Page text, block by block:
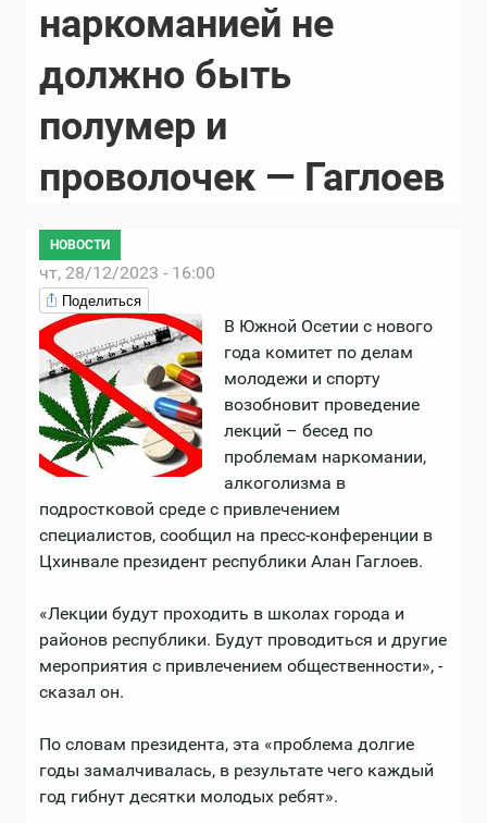
наркоманией не
должно быть
полумер и
проволочек — Гаглоев
НОВОСТИ
чт, 28/12/2023 - 16:00
Поделиться
В Южной Осетии с нового
года комитет по делам
молодежи и спорту
возобновит проведение
лекций – бесед по
проблемам наркомании,
алкоголизма в
подростковой среде с привлечением
специалистов, сообщил на пресс-конференции в
Цхинвале президент республики Алан Гаглоев.
«Лекции будут проходить в школах города и
районов республики. Будут проводиться и другие
мероприятия с привлечением общественности», -
сказал он.
По словам президента, эта «проблема долгие
годы замалчивалась, в результате чего каждый
год гибнут десятки молодых ребят».